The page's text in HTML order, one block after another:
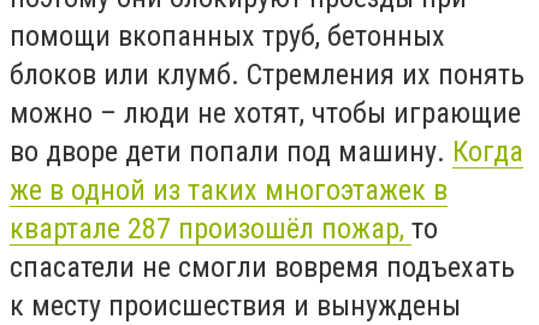
помощи вкопанных труб, бетонных
блоков или клумб. Стремления их понять
можно – люди не хотят, чтобы играющие
во дворе дети попали под машину. Когда
же в одной из таких многоэтажек в
квартале 287 произошёл пожар, то
спасатели не смогли вовремя подъехать
к месту происшествия и вынуждены